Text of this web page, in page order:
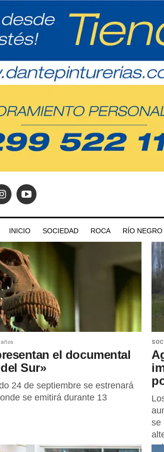
INICIO SOCIEDAD ROCA RÍO NEGRO
el documental
Sur»
24 de septiembre se estrenará
se emitirá durante 13
se